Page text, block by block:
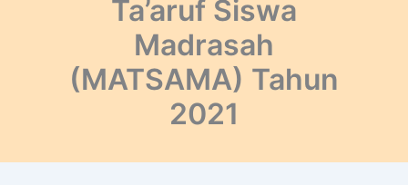
Ta’aruf Siswa
Madrasah
(MATSAMA) Tahun
2021